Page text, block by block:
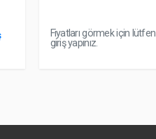
Fiyatları görmek için lütfen
giriş yapınız.